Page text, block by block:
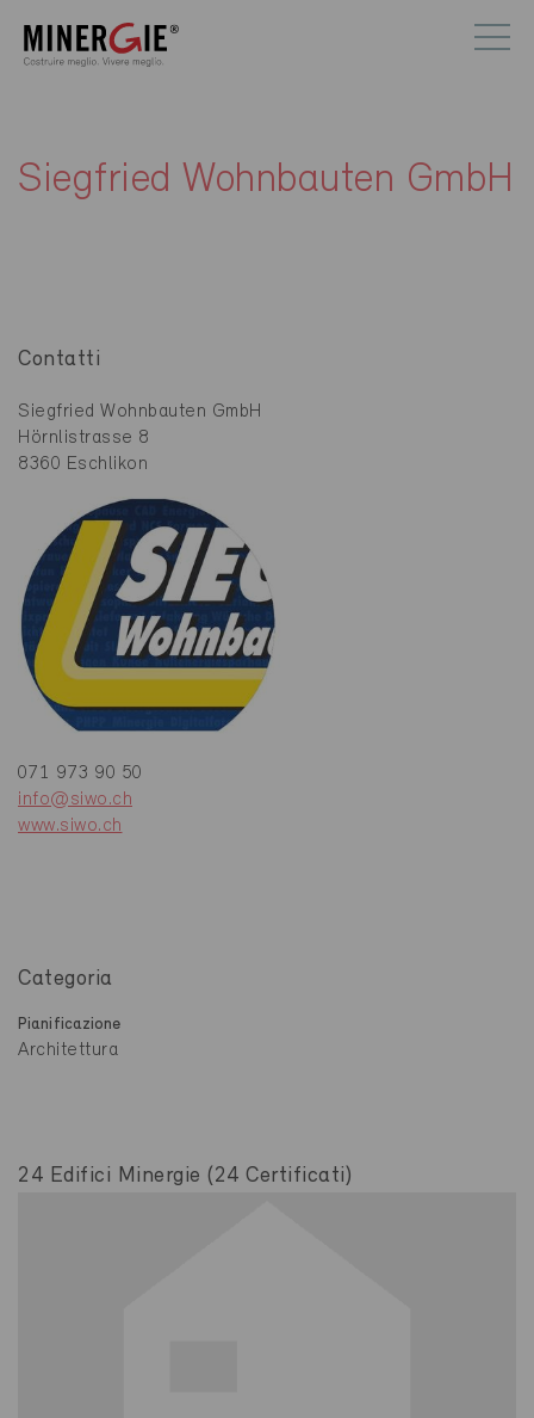
Siegfried Wohnbauten GmbH
Contatti
Siegfried Wohnbauten GmbH
Hörnlistrasse 8
8360 Eschlikon
071 973 90 50
info@siwo.ch
www.siwo.ch
Categoria
Pianificazione
Architettura
24 Edifici Minergie (24 Certificati)